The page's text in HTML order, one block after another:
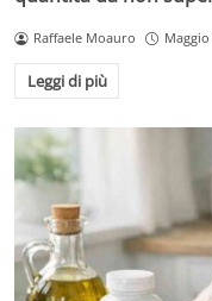
Raffaele Moauro Maggio
Leggi di più